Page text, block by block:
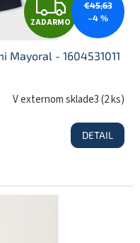
Z
A
D
A
R
ZADARMO
€45,63
–4 %
Mayoral - 1604531011
V externom sklade3(2 ks)
DETAIL